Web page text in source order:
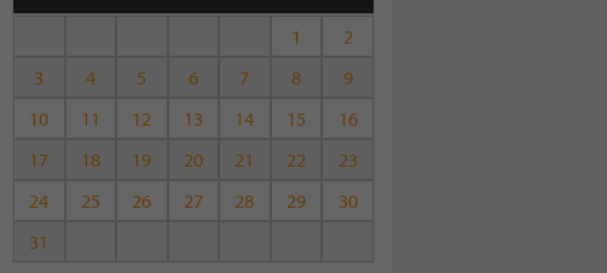
1
2
3
4 5 6 7 8
9
10
11 12 13 14 15
16
17
18 19 20 21 22
23
24
25 26 27 28 29
30
31